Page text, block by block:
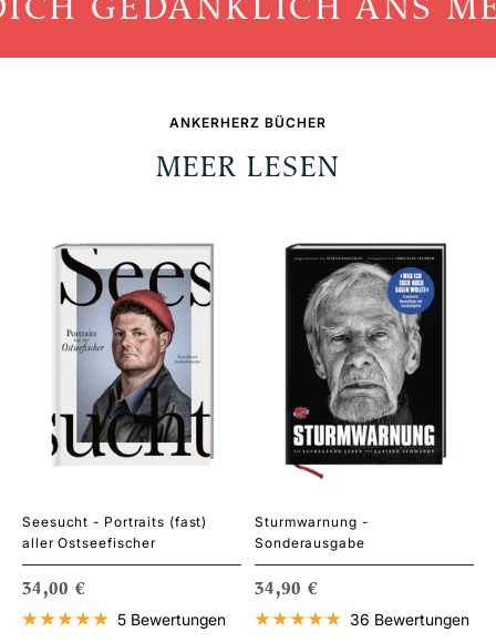
GEDANKLICH ANS MEER
ANKERHERZ BÜCHER
MEER LESEN
Seesucht - Portraits (fast)
aller Ostseefischer
ANGEBOTSPREIS
34,00 €
5 Bewertungen
Sturmwarnung -
Sonderausgabe
ANGEBOTSPREIS
34,90 €
36 Bewertungen